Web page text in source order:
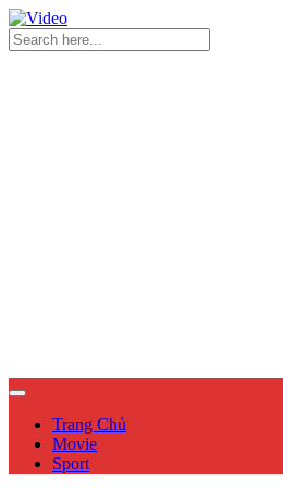
Trang Chủ
Movie
Sport